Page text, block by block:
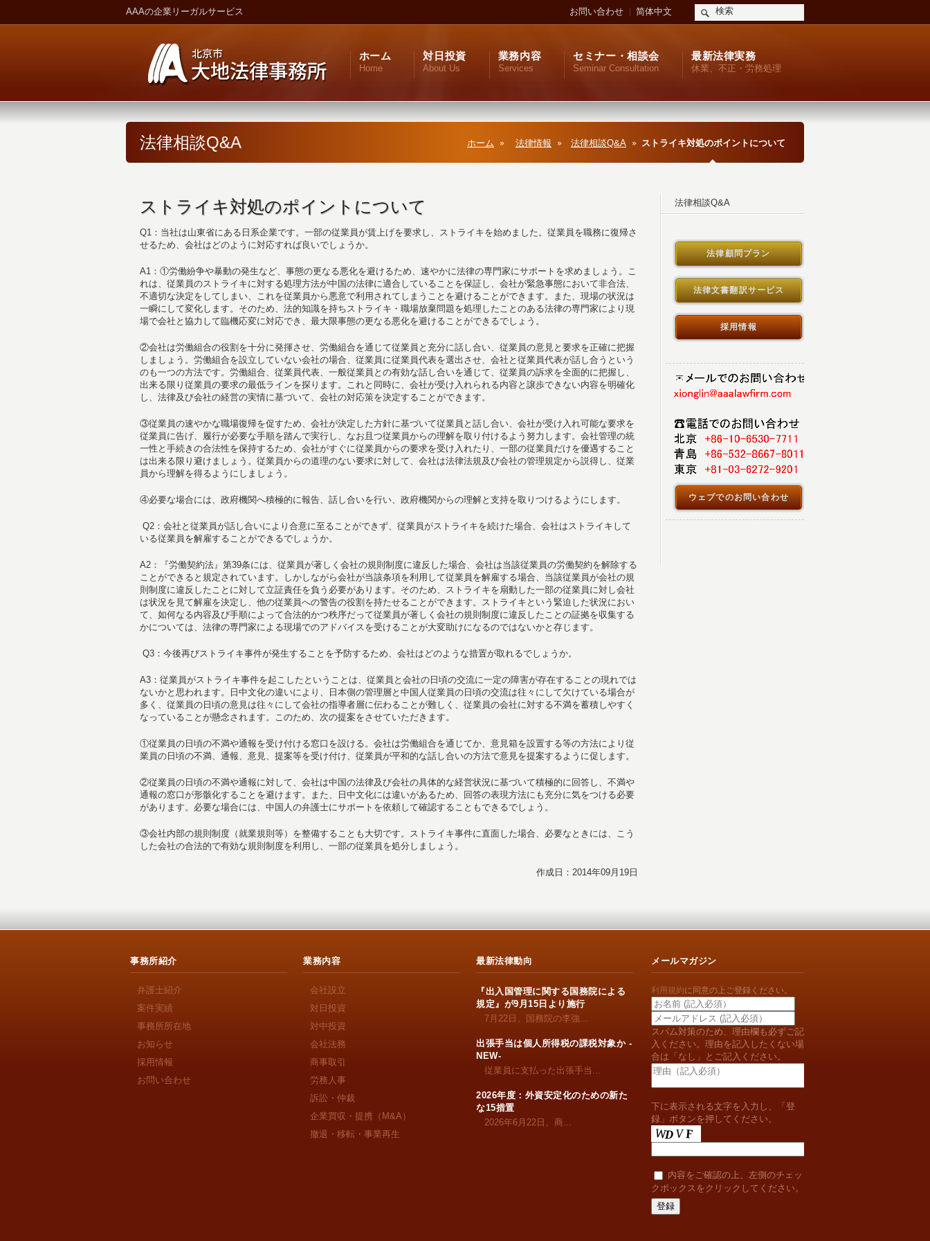
AAAの企業リーガルサービス お問い合わせ 简体中文
ホーム
Home
対日投資
About Us
業務内容
Services
セミナー・相談会
Seminar Consultation
最新法律実務
休業、不正・労務処理
法律相談Q&A ホーム 法律情報 法律相談Q&A ストライキ対処のポイントについて
ストライキ対処のポイントについて
Q1：当社は山東省にある日系企業です。一部の従業員が賃上げを要求し、ストライキを始めました。従業員を職務に復帰さ
せるため、会社はどのように対応すれば良いでしょうか。
A1：①労働紛争や暴動の発生など、事態の更なる悪化を避けるため、速やかに法律の専門家にサポートを求めましょう。こ
れは、従業員のストライキに対する処理方法が中国の法律に適合していることを保証し、会社が緊急事態において非合法、
不適切な決定をしてしまい、これを従業員から悪意で利用されてしまうことを避けることができます。また、現場の状況は
一瞬にして変化します。そのため、法的知識を持ちストライキ・職場放棄問題を処理したことのある法律の専門家により現
場で会社と協力して臨機応変に対応でき、最大限事態の更なる悪化を避けることができるでしょう。
②会社は労働組合の役割を十分に発揮させ、労働組合を通じて従業員と充分に話し合い、従業員の意見と要求を正確に把握
しましょう。労働組合を設立していない会社の場合、従業員に従業員代表を選出させ、会社と従業員代表が話し合うという
のも一つの方法です。労働組合、従業員代表、一般従業員との有効な話し合いを通じて、従業員の訴求を全面的に把握し、
出来る限り従業員の要求の最低ラインを探ります。これと同時に、会社が受け入れられる内容と譲歩できない内容を明確化
し、法律及び会社の経営の実情に基づいて、会社の対応策を決定することができます。
③従業員の速やかな職場復帰を促すため、会社が決定した方針に基づいて従業員と話し合い、会社が受け入れ可能な要求を
従業員に告げ、履行が必要な手順を踏んで実行し、なお且つ従業員からの理解を取り付けるよう努力します。会社管理の統
一性と手続きの合法性を保持するため、会社がすぐに従業員からの要求を受け入れたり、一部の従業員だけを優遇すること
は出来る限り避けましょう。従業員からの道理のない要求に対して、会社は法律法規及び会社の管理規定から説得し、従業
員から理解を得るようにしましょう。
④必要な場合には、政府機関へ積極的に報告、話し合いを行い、政府機関からの理解と支持を取りつけるようにします。
Q2：会社と従業員が話し合いにより合意に至ることができず、従業員がストライキを続けた場合、会社はストライキして
いる従業員を解雇することができるでしょうか。
A2：『労働契約法』第39条には、従業員が著しく会社の規則制度に違反した場合、会社は当該従業員の労働契約を解除する
ことができると規定されています。しかしながら会社が当該条項を利用して従業員を解雇する場合、当該従業員が会社の規
則制度に違反したことに対して立証責任を負う必要があります。そのため、ストライキを扇動した一部の従業員に対し会社
は状況を見て解雇を決定し、他の従業員への警告の役割を持たせることができます。ストライキという緊迫した状況におい
て、如何なる内容及び手順によって合法的かつ秩序だって従業員が著しく会社の規則制度に違反したことの証拠を収集する
かについては、法律の専門家による現場でのアドバイスを受けることが大変助けになるのではないかと存じます。
Q3：今後再びストライキ事件が発生することを予防するため、会社はどのような措置が取れるでしょうか。
A3：従業員がストライキ事件を起こしたということは、従業員と会社の日頃の交流に一定の障害が存在することの現れでは
ないかと思われます。日中文化の違いにより、日本側の管理層と中国人従業員の日頃の交流は往々にして欠けている場合が
多く、従業員の日頃の意見は往々にして会社の指導者層に伝わることが難しく、従業員の会社に対する不満を蓄積しやすく
なっていることが懸念されます。このため、次の提案をさせていただきます。
①従業員の日頃の不満や通報を受け付ける窓口を設ける。会社は労働組合を通じてか、意見箱を設置する等の方法により従
業員の日頃の不満、通報、意見、提案等を受け付け、従業員が平和的な話し合いの方法で意見を提案するように促します。
②従業員の日頃の不満や通報に対して、会社は中国の法律及び会社の具体的な経営状況に基づいて積極的に回答し、不満や
通報の窓口が形骸化することを避けます。また、日中文化には違いがあるため、回答の表現方法にも充分に気をつける必要
があります。必要な場合には、中国人の弁護士にサポートを依頼して確認することもできるでしょう。
③会社内部の規則制度（就業規則等）を整備することも大切です。ストライキ事件に直面した場合、必要なときには、こう
した会社の合法的で有効な規則制度を利用し、一部の従業員を処分しましょう。
作成日：2014年09月19日
法律相談Q&A
法律顧問プラン
法律文書翻訳サービス
採用情報
ウェブでのお問い合わせ
事務所紹介
弁護士紹介
案件実績
事務所所在地
お知らせ
採用情報
お問い合わせ
業務内容
会社設立
対日投資
対中投資
会社法務
商事取引
労務人事
訴訟・仲裁
企業買収・提携（M&A）
撤退・移転・事業再生
最新法律動向
『出入国管理に関する国務院による
規定』が9月15日より施行
7月22日、国務院の李強...
出張手当は個人所得税の課税対象か -
NEW-
従業員に支払った出張手当...
2026年度：外資安定化のための新た
な15措置
2026年6月22日、商...
メールマガジン
利用規約に同意の上ご登録ください。
スパム対策のため、理由欄も必ずご記
入ください。理由を記入したくない場
合は「なし」とご記入ください。
下に表示される文字を入力し、「登
録」ボタンを押してください。
内容をご確認の上、左側のチェッ
クボックスをクリックしてください。